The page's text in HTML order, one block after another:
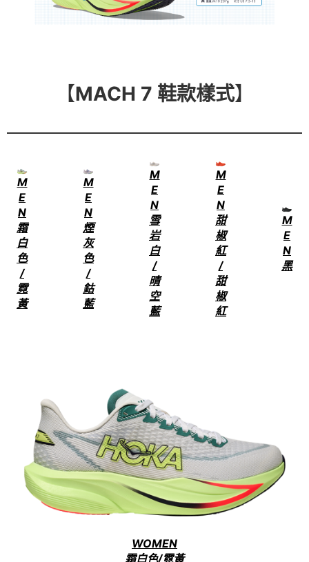
【MACH 7 鞋款樣式】
M
E
N
霜
白
色
/
霓
黃
M
E
N
煙
灰
色
/
鈷
藍
M
E
N
雪
岩
白
/
晴
空
藍
M
E
N
甜
椒
紅
/
甜
椒
紅
M
E
N
黑
WOMEN
霜白色/霓黃